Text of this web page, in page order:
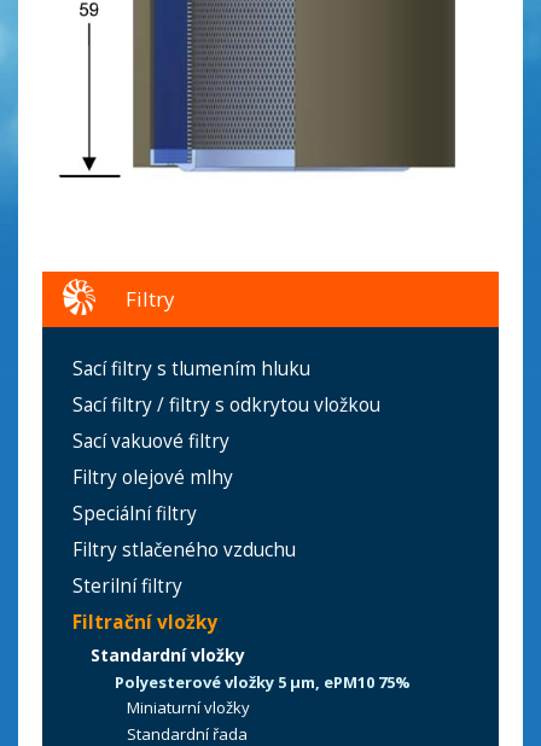
Filtry
Sací filtry s tlumením hluku
Sací filtry / filtry s odkrytou vložkou
Sací vakuové filtry
Filtry olejové mlhy
Speciální filtry
Filtry stlačeného vzduchu
Sterilní filtry
Filtrační vložky
Standardní vložky
Polyesterové vložky 5 µm, ePM10 75%
Miniaturní vložky
Standardní řada